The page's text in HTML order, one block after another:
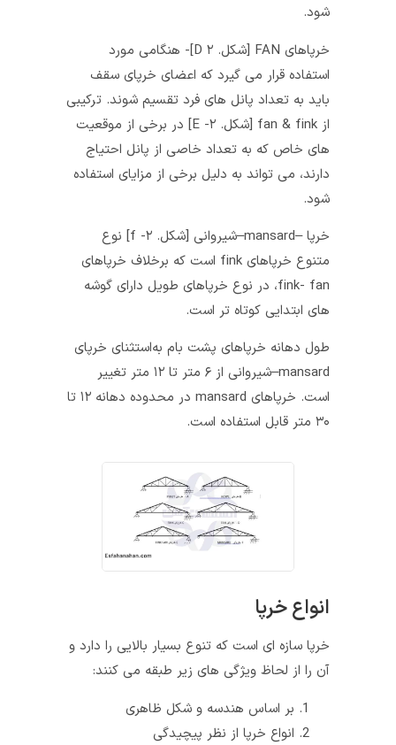
خرپاهای FAN [شکل. ۲ D]- هنگامی مورد
استفاده قرار می‌ گیرد که اعضای خرپای سقف
باید به تعداد پانل‌ های فرد تقسیم شوند. ترکیبی
از fan & fink [شکل. ۲- E] در برخی از موقعیت‌
های خاص که به تعداد خاصی از پانل احتیاج
دارند، می‌ تواند به دلیل برخی از مزایای استفاده
خرپا –mansard–شیروانی [شکل. ۲- f] نوع
متنوع خرپاهای fink است که برخلاف خرپاهای
fink- fan، در نوع خرپاهای طویل دارای گوشه‌
های ابتدایی کوتاه‌ تر است.
طول دهانه خرپاهای پشت بام به‌استثنای خرپای
mansard–شیروانی از ۶ متر تا ۱۲ متر تغییر
است. خرپاهای mansard در محدوده دهانه ۱۲ تا
انواع خرپا
خرپا سازه ای است که تنوع بسیار بالایی را دارد و
آن را از لحاظ ویژگی های زیر طبقه می کنند:
بر اساس هندسه و شکل ظاهری
انواع خرپا از نظر پیچیدگی